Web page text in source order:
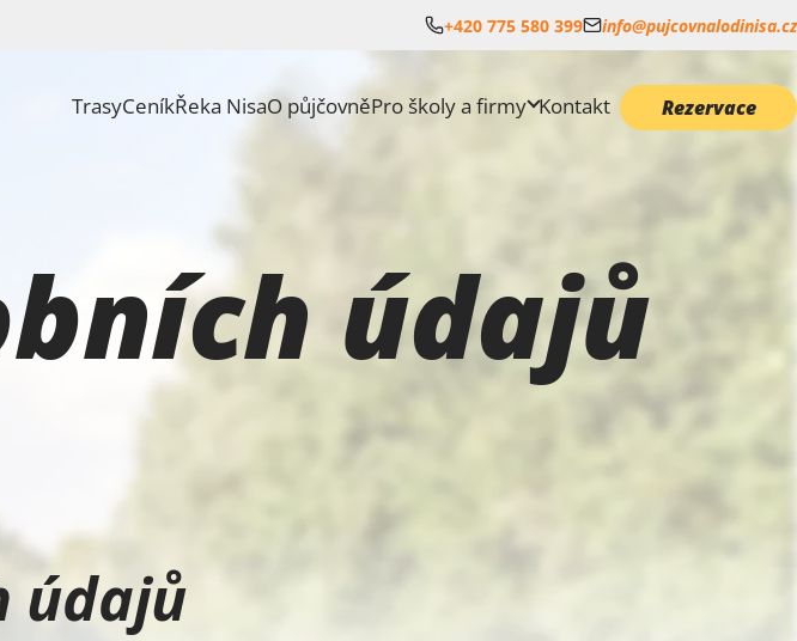
+420 775 580 399 info@pujcovnalodinisa.cz
TrasyCeníkŘeka NisaO půjčovněPro školy a firmy Kontakt Rezervace
údajů
údajů